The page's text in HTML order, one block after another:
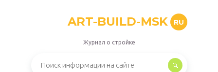
ART-BUILD-MSK RU
Журнал о стройке